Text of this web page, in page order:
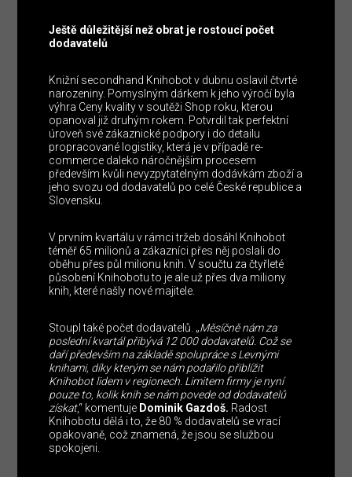
Ještě důležitější než obrat je rostoucí počet
dodavatelů
Knižní secondhand Knihobot v dubnu oslavil čtvrté
narozeniny. Pomyslným dárkem k jeho výročí byla
výhra Ceny kvality v soutěži Shop roku, kterou
opanoval již druhým rokem. Potvrdil tak perfektní
úroveň své zákaznické podpory i do detailu
propracované logistiky, která je v případě re-
commerce daleko náročnějším procesem
především kvůli nevyzpytatelným dodávkám zboží a
jeho svozu od dodavatelů po celé České republice a
Slovensku.
V prvním kvartálu v rámci tržeb dosáhl Knihobot
téměř 65 milionů a zákazníci přes něj poslali do
oběhu přes půl milionu knih. V součtu za čtyřleté
působení Knihobotu to je ale už přes dva miliony
knih, které našly nové majitele.
Stoupl také počet dodavatelů. „Měsíčně nám za
poslední kvartál přibývá 12 000 dodavatelů. Což se
daří především na základě spolupráce s Levnými
knihami, díky kterým se nám podařilo přiblížit
Knihobot lidem v regionech. Limitem firmy je nyní
pouze to, kolik knih se nám povede od dodavatelů
získat,“ komentuje Dominik Gazdoš. Radost
Knihobotu dělá i to, že 80 % dodavatelů se vrací
opakovaně, což znamená, že jsou se službou
spokojeni.